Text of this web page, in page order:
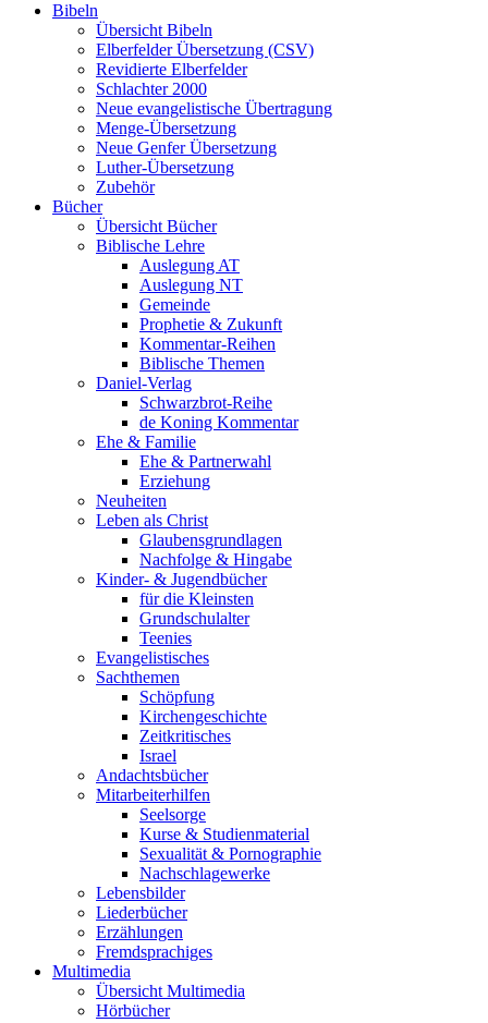
Bibeln
Übersicht Bibeln
Elberfelder Übersetzung (CSV)
Revidierte Elberfelder
Schlachter 2000
Neue evangelistische Übertragung
Menge-Übersetzung
Neue Genfer Übersetzung
Luther-Übersetzung
Zubehör
Bücher
Übersicht Bücher
Biblische Lehre
Auslegung AT
Auslegung NT
Gemeinde
Prophetie & Zukunft
Kommentar-Reihen
Biblische Themen
Daniel-Verlag
Schwarzbrot-Reihe
de Koning Kommentar
Ehe & Familie
Ehe & Partnerwahl
Erziehung
Neuheiten
Leben als Christ
Glaubensgrundlagen
Nachfolge & Hingabe
Kinder- & Jugendbücher
für die Kleinsten
Grundschulalter
Teenies
Evangelistisches
Sachthemen
Schöpfung
Kirchengeschichte
Zeitkritisches
Israel
Andachtsbücher
Mitarbeiterhilfen
Seelsorge
Kurse & Studienmaterial
Sexualität & Pornographie
Nachschlagewerke
Lebensbilder
Liederbücher
Erzählungen
Fremdsprachiges
Multimedia
Übersicht Multimedia
Hörbücher